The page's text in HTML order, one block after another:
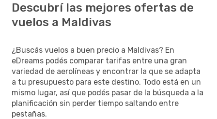
Descubrí las mejores ofertas de
vuelos a Maldivas
¿Buscás vuelos a buen precio a Maldivas? En
eDreams podés comparar tarifas entre una gran
variedad de aerolíneas y encontrar la que se adapta
a tu presupuesto para este destino. Todo está en un
mismo lugar, así que podés pasar de la búsqueda a la
planificación sin perder tiempo saltando entre
pestañas.